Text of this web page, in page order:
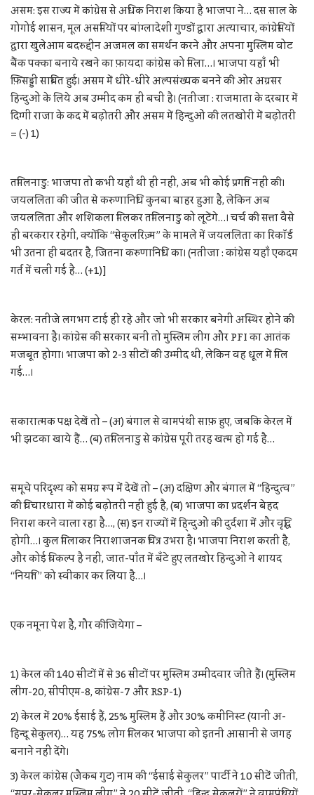
असम: इस राज्य में कांग्रेस से अधिक निराश किया है भाजपा ने… दस साल के
गोगोई शासन, मूल असमियों पर बांग्लादेशी गुण्डों द्वारा अत्याचार, कांग्रेसियों
द्वारा खुलेआम बदरुद्दीन अजमल का समर्थन करने और अपना मुस्लिम वोट
बैंक पक्का बनाये रखने का फ़ायदा कांग्रेस को मिला…। भाजपा यहाँ भी
फ़िसड्डी साबित हुई। असम में धीरे-धीरे अल्पसंख्यक बनने की ओर अग्रसर
हिन्दुओं के लिये अब उम्मीद कम ही बची है। (नतीजा : राजमाता के दरबार में
दिग्गी राजा के कद में बढ़ोतरी और असम में हिन्दुओं की लतखोरी में बढ़ोतरी
= (-) 1)
तमिलनाडु: भाजपा तो कभी यहाँ थी ही नहीं, अब भी कोई प्रगति नहीं की।
जयललिता की जीत से करुणानिधि कुनबा बाहर हुआ है, लेकिन अब
जयललिता और शशिकला मिलकर तमिलनाडु को लूटेंगे…। चर्च की सत्ता वैसे
ही बरकरार रहेगी, क्योंकि “सेकुलरिज़्म” के मामले में जयललिता का रिकॉर्ड
भी उतना ही बदतर है, जितना करुणानिधि का। (नतीजा : कांग्रेस यहाँ एकदम
गर्त में चली गई है… (+1)]
केरल: नतीजे लगभग टाई ही रहे और जो भी सरकार बनेगी अस्थिर होने की
सम्भावना है। कांग्रेस की सरकार बनी तो मुस्लिम लीग और PFI का आतंक
मजबूत होगा। भाजपा को 2-3 सीटों की उम्मीद थी, लेकिन वह धूल में मिल
गई…।
सकारात्मक पक्ष देखें तो – (अ) बंगाल से वामपंथी साफ़ हुए, जबकि केरल में
भी झटका खाये हैं… (ब) तमिलनाडु से कांग्रेस पूरी तरह खत्म हो गई है…
समूचे परिदृश्य को समग्र रूप में देखें तो – (अ) दक्षिण और बंगाल में “हिन्दुत्व”
की विचारधारा में कोई बढ़ोतरी नहीं हुई है, (ब) भाजपा का प्रदर्शन बेहद
निराश करने वाला रहा है…, (स) इन राज्यों में हि्न्दुओं की दुर्दशा में और वृद्धि
होगी…। कुल मिलाकर निराशाजनक चित्र उभरा है। भाजपा निराश करती है,
और कोई विकल्प है नहीं, जात-पाँत में बँटे हुए लतखोर हिन्दुओं ने शायद
“नियति” को स्वीकार कर लिया है…।
एक नमूना पेश है, गौर कीजियेगा –
1) केरल की 140 सीटों में से 36 सीटों पर मुस्लिम उम्मीदवार जीते हैं। (मुस्लिम
लीग-20, सीपीएम-8, कांग्रेस-7 और RSP-1)
2) केरल में 20% ईसाई हैं, 25% मुस्लिम हैं और 30% कमीनिस्ट (यानी अ-
हिन्दू सेकुलर)… यह 75% लोग मिलकर भाजपा को इतनी आसानी से जगह
बनाने नहीं देंगे।
3) केरल कांग्रेस (जैकब गुट) नाम की “ईसाई सेकुलर” पार्टी ने 10 सीटें जीतीं,